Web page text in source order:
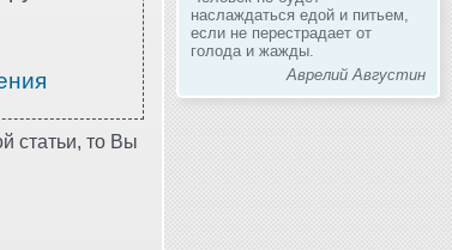
наслаждаться едой и питьем,
если не перестрадает от
голода и жажды.
Аврелий Августин
статьи, то Вы